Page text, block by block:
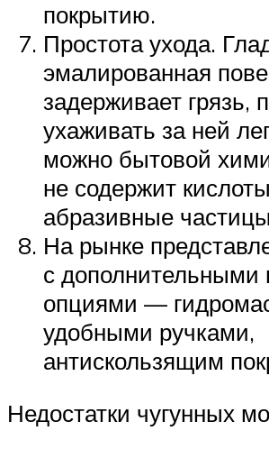
покрытию.
Простота ухода.
эмалированная
задерживает грязь,
ухаживать за ней
можно бытовой
не содержит
абразивные
На рынке
с дополнительными
опциями —
удобными ручками,
антискользящим
Недостатки чугунных